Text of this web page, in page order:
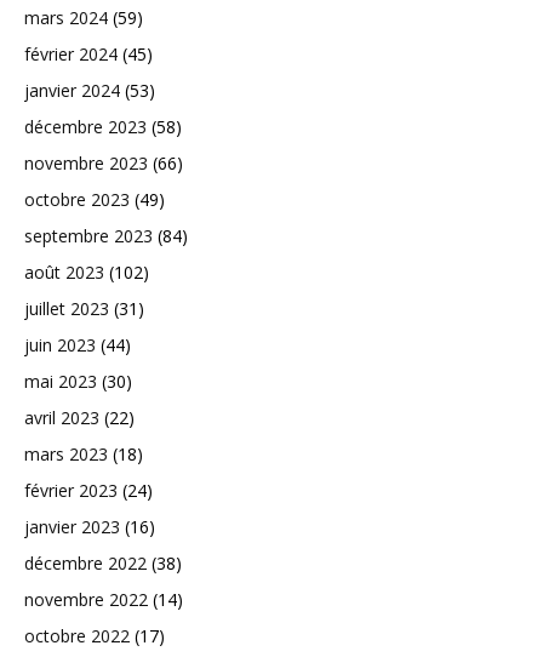
mars 2024 (59)
février 2024 (45)
janvier 2024 (53)
décembre 2023 (58)
novembre 2023 (66)
octobre 2023 (49)
septembre 2023 (84)
août 2023 (102)
juillet 2023 (31)
juin 2023 (44)
mai 2023 (30)
avril 2023 (22)
mars 2023 (18)
février 2023 (24)
janvier 2023 (16)
décembre 2022 (38)
novembre 2022 (14)
octobre 2022 (17)